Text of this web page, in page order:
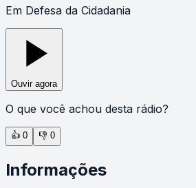
Em Defesa da Cidadania
Ouvir agora
O que você achou desta rádio?
👍 0 👎 0
Informações